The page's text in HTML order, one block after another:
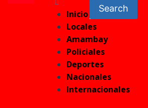
Inicio
Locales
Amambay
Policiales
Deportes
Nacionales
Internacionales
Search